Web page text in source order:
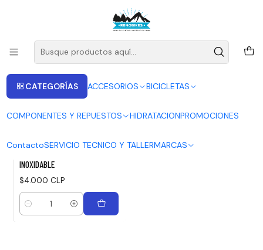
CATEGORÍAS ACCESORIOS BICICLETAS
COMPONENTES Y REPUESTOS HIDRATACIONPROMOCIONES
ContactoSERVICIO TECNICO Y TALLERMARCAS
ENVIOS A LAS RECIONES V - IV - RM DESDE 2.990
MARS ONE
FILTROS
INOXIDABLE
$4.000 CLP
Cantidad